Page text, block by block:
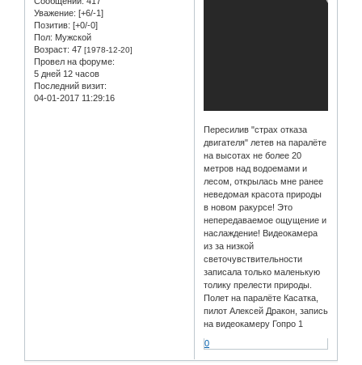
Уважение: [+6/-1]
Позитив: [+0/-0]
Пол: Мужской
Возраст: 47 [1978-12-20]
Провел на форуме:
5 дней 12 часов
Последний визит:
04-01-2017 11:29:16
Пересилив "страх отказа
двигателя" летев на паралёте
на высотах не более 20
метров над водоемами и
лесом, открылась мне ранее
неведомая красота природы
в новом ракурсе! Это
непередаваемое ощущение и
наслаждение! Видеокамера
из за низкой
светочувствительности
записала только маленькую
толику прелести природы.
Полет на паралёте Касатка,
пилот Алексей Дракон, запись
на видеокамеру Гопро 1
0